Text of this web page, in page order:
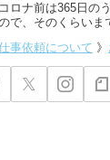
ロナ前は365日の
で、そのくらいま
事依頼について 》